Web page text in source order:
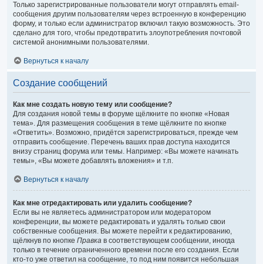
Только зарегистрированные пользователи могут отправлять email-
сообщения другим пользователям через встроенную в конференцию
форму, и только если администратор включил такую возможность. Это
сделано для того, чтобы предотвратить злоупотребления почтовой
системой анонимными пользователями.
Вернуться к началу
Создание сообщений
Как мне создать новую тему или сообщение?
Для создания новой темы в форуме щёлкните по кнопке «Новая
тема». Для размещения сообщения в теме щёлкните по кнопке
«Ответить». Возможно, придётся зарегистрироваться, прежде чем
отправить сообщение. Перечень ваших прав доступа находится
внизу страниц форума или темы. Например: «Вы можете начинать
темы», «Вы можете добавлять вложения» и т.п.
Вернуться к началу
Как мне отредактировать или удалить сообщение?
Если вы не являетесь администратором или модератором
конференции, вы можете редактировать и удалять только свои
собственные сообщения. Вы можете перейти к редактированию,
щёлкнув по кнопке Правка в соответствующем сообщении, иногда
только в течение ограниченного времени после его создания. Если
кто-то уже ответил на сообщение, то под ним появится небольшая